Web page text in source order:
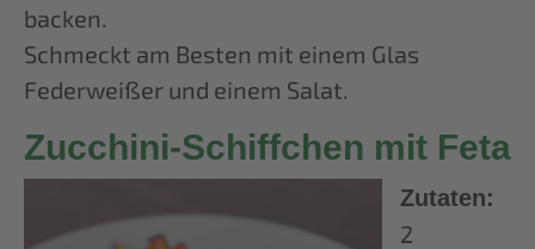
backen.
Schmeckt am Besten mit einem Glas
Federweißer und einem Salat.
Zucchini-Schiffchen mit Feta
Zutaten:
2